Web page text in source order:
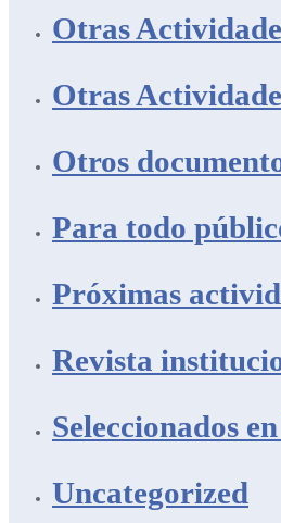
Otras
Otras
Otros
Para todo
Próximas
Revista
Seleccionados
Uncategorized